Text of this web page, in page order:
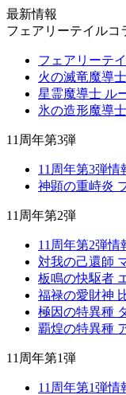
最新情報
フェアリーテイルコ
フェアリーテ
火の滅竜魔導
星霊魔導士 ル
氷の造形魔導
11周年第3弾
11周年第3弾情
神顕の重峙炎
11周年第2弾
11周年第2弾情
対我の己還師
板鳴の快駆者
福禄の愛財神
極因の特異種
覇煌の特異種
11周年第1弾
11周年第1弾情